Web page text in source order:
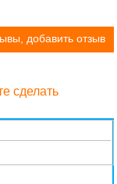
добавить отзыв
сделать